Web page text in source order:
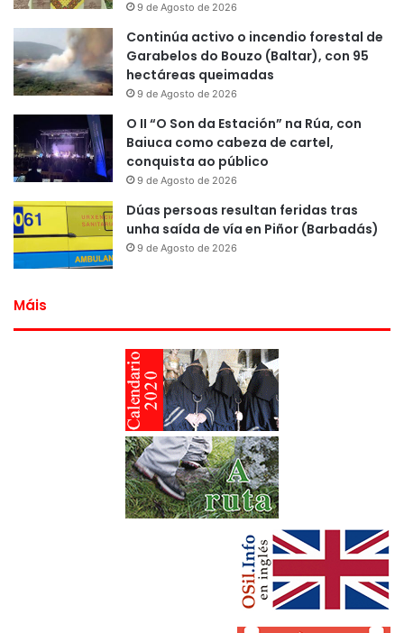
9 de Agosto de 2026
Continúa activo o incendio forestal de
Garabelos do Bouzo (Baltar), con 95
hectáreas queimadas
9 de Agosto de 2026
O II “O Son da Estación” na Rúa, con
Baiuca como cabeza de cartel,
conquista ao público
9 de Agosto de 2026
Dúas persoas resultan feridas tras
unha saída de vía en Piñor (Barbadás)
9 de Agosto de 2026
Máis